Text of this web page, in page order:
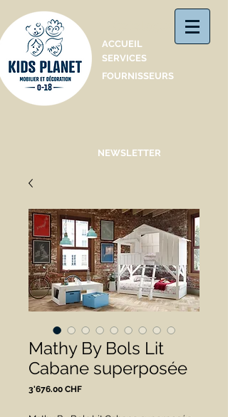
ACCUEIL
SERVICES
FOURNISSEURS
NEWSLETTER
Mathy By Bols Lit
Cabane superposée
3'676.00 CHFPrix